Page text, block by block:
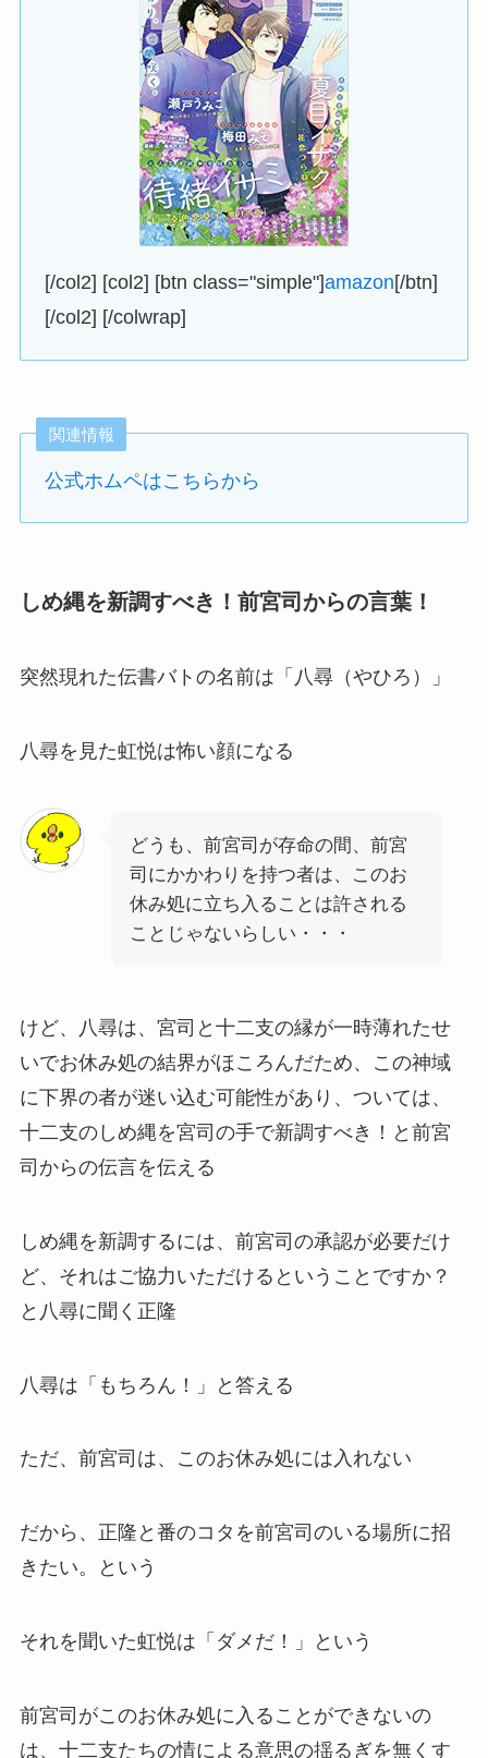
[/col2] [col2] [btn class="simple"]amazon[/btn]
[/col2] [/colwrap]
関連情報
公式ホムペはこちらから
しめ縄を新調すべき！前宮司からの言葉！
突然現れた伝書バトの名前は「八尋（やひろ）」
八尋を見た虹悦は怖い顔になる
どうも、前宮司が存命の間、前宮
司にかかわりを持つ者は、このお
休み処に立ち入ることは許される
ことじゃないらしい・・・
けど、八尋は、宮司と十二支の縁が一時薄れたせ
いでお休み処の結界がほころんだため、この神域
に下界の者が迷い込む可能性があり、ついては、
十二支のしめ縄を宮司の手で新調すべき！と前宮
司からの伝言を伝える
しめ縄を新調するには、前宮司の承認が必要だけ
ど、それはご協力いただけるということですか？
と八尋に聞く正隆
八尋は「もちろん！」と答える
ただ、前宮司は、このお休み処には入れない
だから、正隆と番のコタを前宮司のいる場所に招
きたい。という
それを聞いた虹悦は「ダメだ！」という
前宮司がこのお休み処に入ることができないの
は、十二支たちの情による意思の揺るぎを無くす